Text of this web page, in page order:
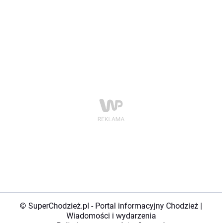
© SuperChodzież.pl - Portal informacyjny Chodzież |
Wiadomości i wydarzenia